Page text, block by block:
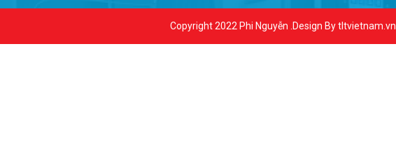
Copyright 2022 Phi Nguyễn .Design By tltvietnam.vn